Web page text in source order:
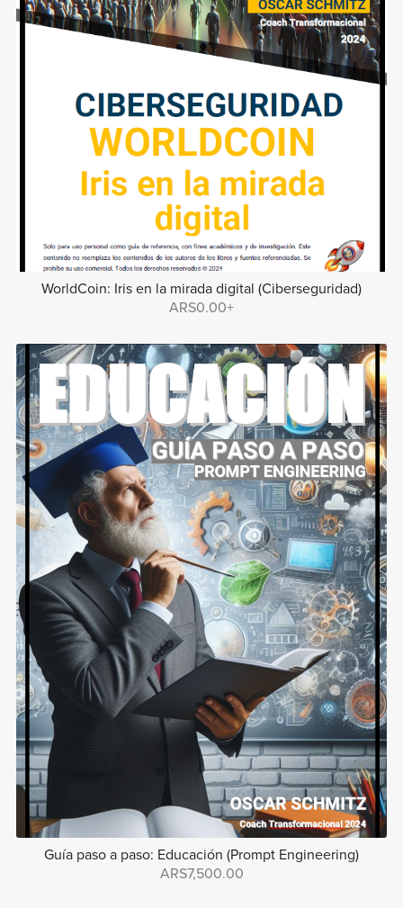
WorldCoin: Iris en la mirada digital (Ciberseguridad)
ARS0.00+
Guía paso a paso: Educación (Prompt Engineering)
ARS7,500.00